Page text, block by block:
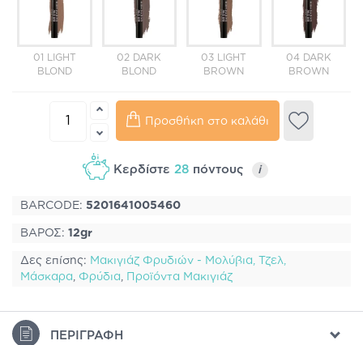
01 LIGHT
BLOND
02 DARK
BLOND
03 LIGHT
BROWN
04 DARK
BROWN
Προσθήκη στο καλάθι
Κερδίστε 28 πόντους i
BARCODE: 5201641005460
ΒΑΡΟΣ: 12gr
Δες επίσης: Μακιγιάζ Φρυδιών - Μολύβια, Τζελ,
Μάσκαρα
Φρύδια Προϊόντα Μακιγιάζ
ΠΕΡΙΓΡΑΦΉ